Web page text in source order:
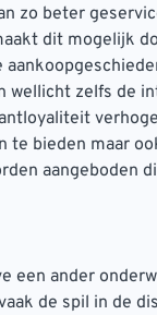
zo beter
dit mogelijk
wellicht zelfs de
te bieden maar
aangeboden
een ander
de spil in de